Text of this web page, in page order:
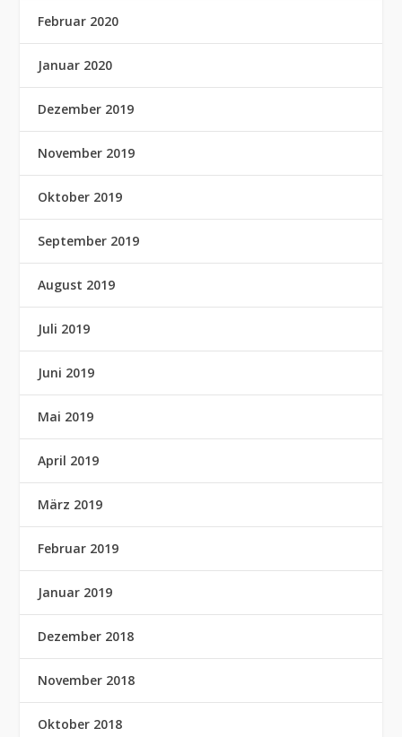
Februar 2020
Januar 2020
Dezember 2019
November 2019
Oktober 2019
September 2019
August 2019
Juli 2019
Juni 2019
Mai 2019
April 2019
März 2019
Februar 2019
Januar 2019
Dezember 2018
November 2018
Oktober 2018